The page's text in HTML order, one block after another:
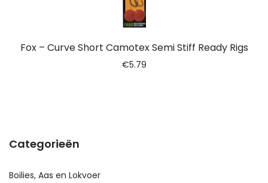
Fox – Curve Short Camotex Semi Stiff Ready Rigs
€5.79
Categorieën
Boilies, Aas en Lokvoer